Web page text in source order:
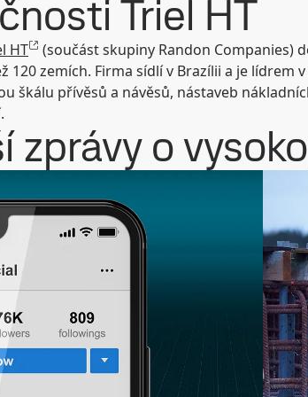
Triel HT
HT
(součást skupiny Randon Companies)
zemích. Firma sídlí v Brazílii a je lídrem
škálu přívěsů a návěsů, nástaveb
zprávy o